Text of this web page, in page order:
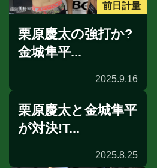
前日計量
栗原慶太の強打か?
金城隼平...
2025.9.16